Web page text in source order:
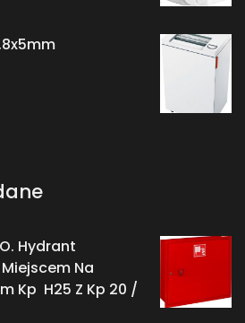
Hydrant
Na
Kp H25 Z Kp 20 /